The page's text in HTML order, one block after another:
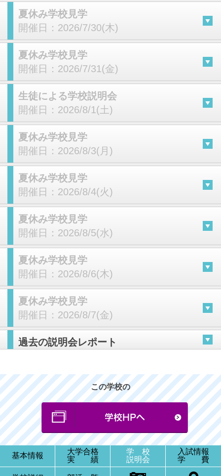
夏休み学校見学
開催日： 2026/7/30(木)
夏休み学校見学
開催日： 2026/7/31(金)
生徒による学校説明会
開催日： 2026/8/1(土)
夏休み学校見学
開催日： 2026/8/3(月)
夏休み学校見学
開催日： 2026/8/4(火)
夏休み学校見学
開催日： 2026/8/5(水)
夏休み学校見学
開催日： 2026/8/6(木)
夏休み学校見学
開催日： 2026/8/7(金)
過去の説明会レポート
この学校の
基本情報
大学合格
実 績
学 校
説明会
入試情報
学 費